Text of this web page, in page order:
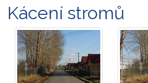
Kácení stromů